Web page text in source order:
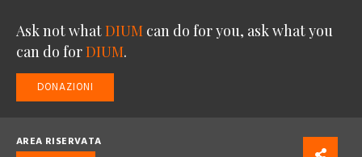
Ask not whatDIUM can do for you, ask what you
can do forDIUM.
DONAZIONI
AREA RISERVATA